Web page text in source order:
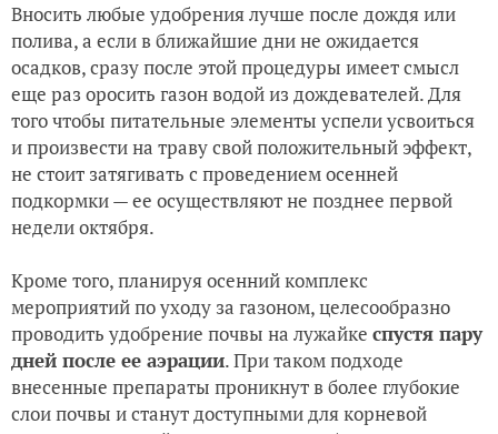
Вносить любые удобрения лучше после дождя или
полива, а если в ближайшие дни не ожидается
осадков, сразу после этой процедуры имеет смысл
еще раз оросить газон водой из дождевателей. Для
того чтобы питательные элементы успели усвоиться
и произвести на траву свой положительный эффект,
не стоит затягивать с проведением осенней
подкормки — ее осуществляют не позднее первой
недели октября.
Кроме того, планируя осенний комплекс
мероприятий по уходу за газоном, целесообразно
проводить удобрение почвы на лужайке спустя пару
дней после ее аэрации. При таком подходе
внесенные препараты проникнут в более глубокие
слои почвы и станут доступными для корневой